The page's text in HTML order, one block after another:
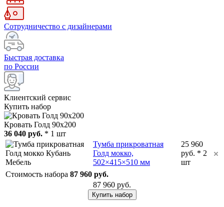
Сотрудничество с дизайнерами
Быстрая доставка
по России
Клиентский сервис
Купить набор
Кровать Голд 90x200
36 040 руб. * 1 шт
Тумба прикроватная
Голд мокко,
502×415×510 мм
25 960
руб. * 2
шт
Стоимость набора 87 960 руб.
87 960 руб.
Купить набор